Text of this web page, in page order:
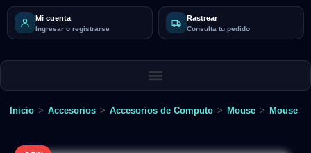
Mi cuenta
Ingresar o registrarse
Rastrear
Consulta tu pedido
Inicio > Accesorios > Accesorios de Computo > Mouse > Mouse